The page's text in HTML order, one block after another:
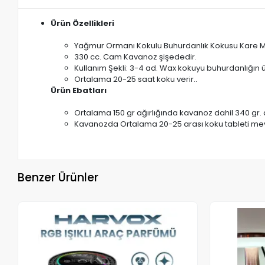
Ürün Özellikleri
Yağmur Ormanı Kokulu Buhurdanlık Kokusu Kare
330 cc. Cam Kavanoz şişededir.
Kullanım Şekli: 3-4 ad. Wax kokuyu
Ortalama 20-25 saat koku verir..
Ürün Ebatları
Ortalama 150 gr ağırlığında kavanoz dahil 340 gr.
Kavanozda Ortalama 20-25 arası koku tableti
Benzer Ürünler